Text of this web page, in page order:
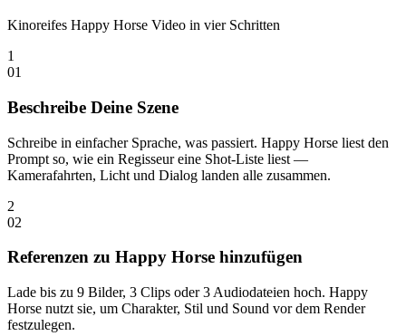
Kinoreifes Happy Horse Video in vier Schritten
1
01
Beschreibe Deine Szene
Schreibe in einfacher Sprache, was passiert. Happy Horse liest den
Prompt so, wie ein Regisseur eine Shot-Liste liest —
Kamerafahrten, Licht und Dialog landen alle zusammen.
2
02
Referenzen zu Happy Horse hinzufügen
Lade bis zu 9 Bilder, 3 Clips oder 3 Audiodateien hoch. Happy
Horse nutzt sie, um Charakter, Stil und Sound vor dem Render
festzulegen.